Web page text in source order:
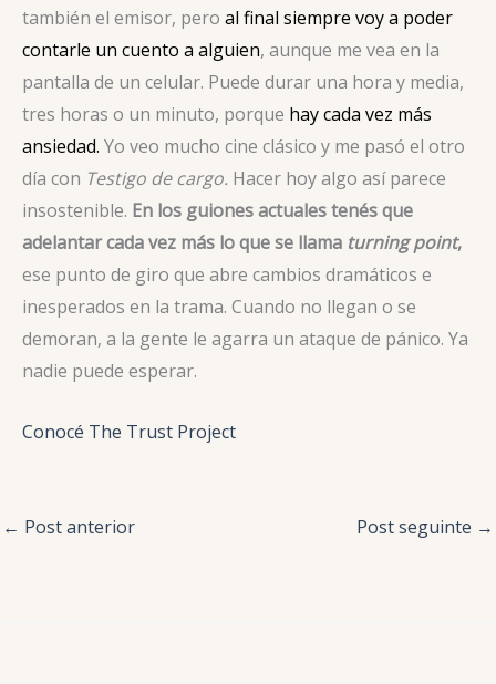
también el emisor, pero al final siempre voy a poder
contarle un cuento a alguien, aunque me vea en la
pantalla de un celular. Puede durar una hora y media,
tres horas o un minuto, porque hay cada vez más
ansiedad. Yo veo mucho cine clásico y me pasó el otro
día con Testigo de cargo. Hacer hoy algo así parece
insostenible. En los guiones actuales tenés que
adelantar cada vez más lo que se llama turning point,
ese punto de giro que abre cambios dramáticos e
inesperados en la trama. Cuando no llegan o se
demoran, a la gente le agarra un ataque de pánico. Ya
nadie puede esperar.
Conocé The Trust Project
← Post anterior Post seguinte →